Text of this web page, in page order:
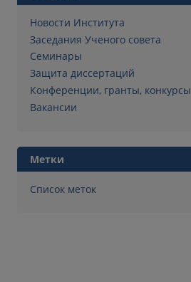
Новости Института
Заседания Ученого совета
Семинары
Защита диссертаций
Конференции, гранты, конкурсы
Вакансии
Метки
Список меток